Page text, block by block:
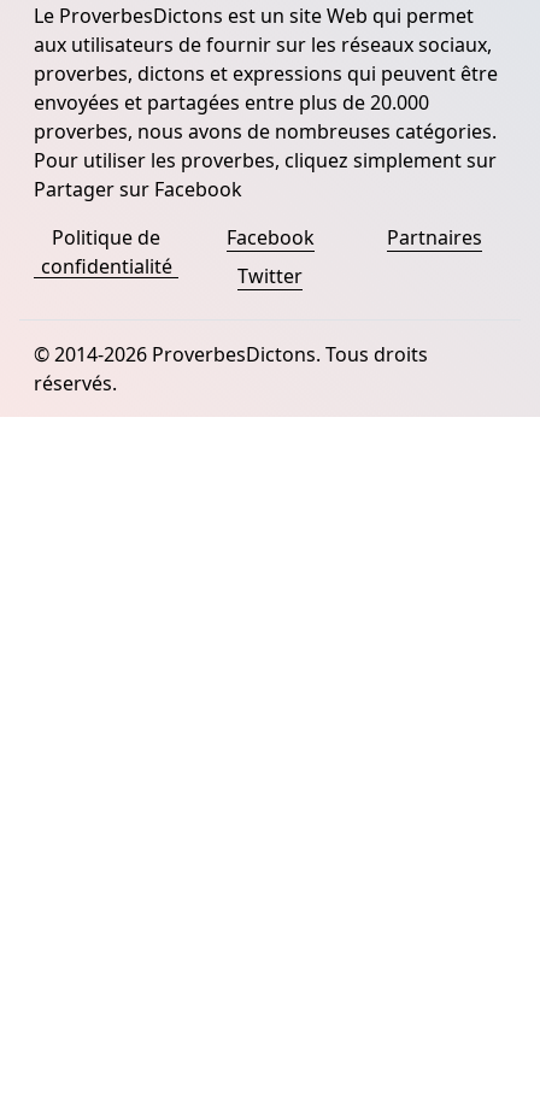
Le ProverbesDictons est un site Web qui permet
aux utilisateurs de fournir sur les réseaux sociaux,
proverbes, dictons et expressions qui peuvent être
envoyées et partagées entre plus de 20.000
proverbes, nous avons de nombreuses catégories.
Pour utiliser les proverbes, cliquez simplement sur
Partager sur Facebook
Politique de
confidentialité
Facebook
Twitter
Partnaires
© 2014-2026 ProverbesDictons. Tous droits
réservés.